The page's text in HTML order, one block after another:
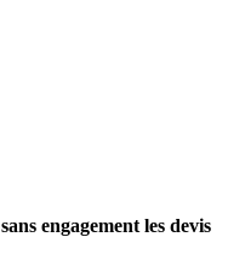
sans engagement les devis